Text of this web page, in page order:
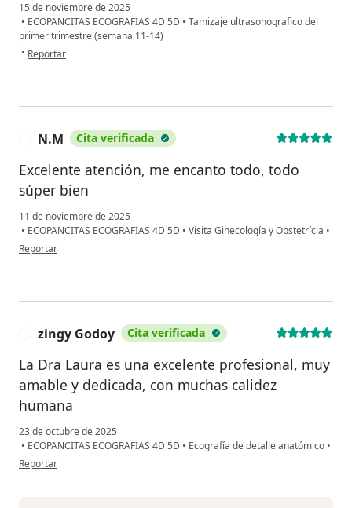
15 de noviembre de 2025
• ECOPANCITAS ECOGRAFIAS 4D 5D • Tamizaje ultrasonografico del
primer trimestre (semana 11-14)
• en opinión del usuario Antonella
Reportar
N.M Cita verificada
Excelente atención, me encanto todo, todo
súper bien
11 de noviembre de 2025
• ECOPANCITAS ECOGRAFIAS 4D 5D • Visita Ginecología y Obstetrícia •
en opinión del usuario N.M
Reportar
zingy Godoy Cita verificada
La Dra Laura es una excelente profesional, muy
amable y dedicada, con muchas calidez
humana
23 de octubre de 2025
• ECOPANCITAS ECOGRAFIAS 4D 5D • Ecografía de detalle anatómico •
en opinión del usuario zingy Godoy
Reportar